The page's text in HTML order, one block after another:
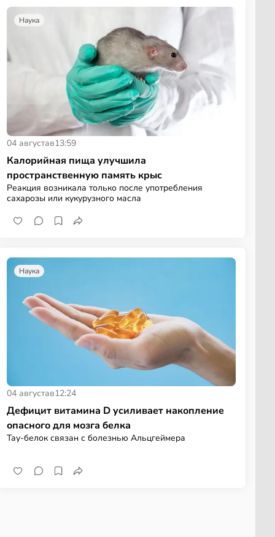
Наука
04 августав13:59
Калорийная пища улучшила
пространственную память крыс
Реакция возникала только после употребления
сахарозы или кукурузного масла
Наука
04 августав12:24
Дефицит витамина D усиливает накопление
опасного для мозга белка
Тау-белок связан с болезнью Альцгеймера